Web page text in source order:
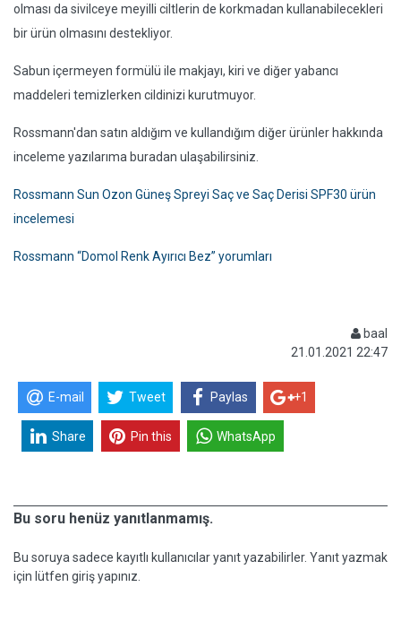
olması da sivilceye meyilli ciltlerin de korkmadan kullanabilecekleri
bir ürün olmasını destekliyor.
Sabun içermeyen formülü ile makjayı, kiri ve diğer yabancı
maddeleri temizlerken cildinizi kurutmuyor.
Rossmann'dan satın aldığım ve kullandığım diğer ürünler hakkında
inceleme yazılarıma buradan ulaşabilirsiniz.
Rossmann Sun Ozon Güneş Spreyi Saç ve Saç Derisi SPF30 ürün
incelemesi
Rossmann “Domol Renk Ayırıcı Bez” yorumları
baal
21.01.2021 22:47
E-mail Tweet Paylas +1
Share Pin this WhatsApp
Bu soru henüz yanıtlanmamış.
Bu soruya sadece kayıtlı kullanıcılar yanıt yazabilirler. Yanıt yazmak
için lütfen giriş yapınız.